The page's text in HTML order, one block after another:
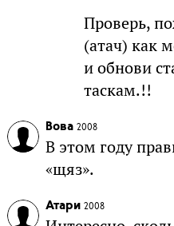
Проверь,
(атач) как
и обнови
таскам.!!
Вова 2008
В этом году
«щяз».
Атари 2008